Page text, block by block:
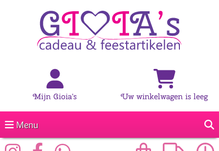
Mijn Gioia's Uw winkelwagen is leeg
Menu